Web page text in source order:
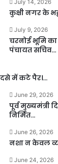
July 14, 2026
कुक्षी नगर के
July 9, 2026
चरनोई भूमि का
पंचायत सचिव…
में कटे पैर।…
June 29, 2026
पूर्व मुख्यमंत्री
निर्मित…
June 26, 2026
नशा न केवल
June 24, 2026